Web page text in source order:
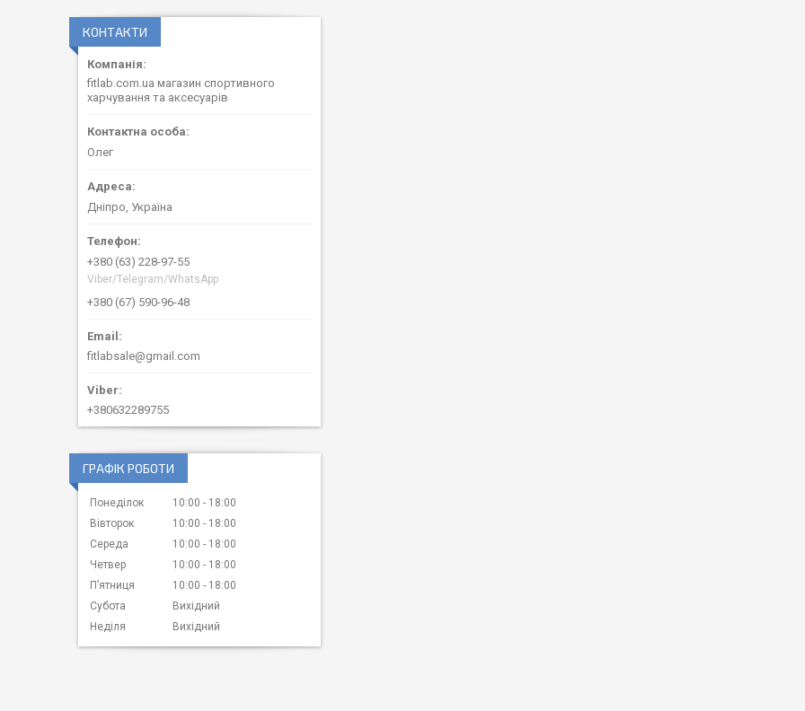
КОНТАКТИ
fitlab.com.ua магазин спортивного
харчування та аксесуарів
Олег
Дніпро, Україна
+380 (63) 228-97-55
Viber/Telegram/WhatsApp
+380 (67) 590-96-48
fitlabsale@gmail.com
+380632289755
ГРАФІК РОБОТИ
Понеділок 10:00
18:00
Вівторок
10:00
18:00
Середа
10:00
18:00
Четвер
10:00
18:00
Пʼятниця
10:00
18:00
Субота
Вихідний
Неділя
Вихідний